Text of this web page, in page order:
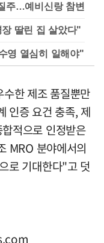
주…예비신랑 참변
딸린 집 살았다"
영 열심히 일해야"
한 제조 품질뿐만
인증 요건 충족, 제
적으로 인정받은
MRO 분야에서의
로 기대한다"고 덧